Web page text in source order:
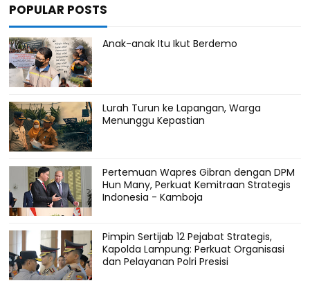
POPULAR POSTS
Anak-anak Itu Ikut Berdemo
Lurah Turun ke Lapangan, Warga
Menunggu Kepastian
Pertemuan Wapres Gibran dengan DPM
Hun Many, Perkuat Kemitraan Strategis
Indonesia - Kamboja
Pimpin Sertijab 12 Pejabat Strategis,
Kapolda Lampung: Perkuat Organisasi
dan Pelayanan Polri Presisi